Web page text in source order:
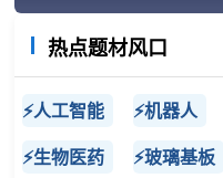
热点题材风口
⚡人工智能
⚡机器人
⚡生物医药
⚡玻璃基板